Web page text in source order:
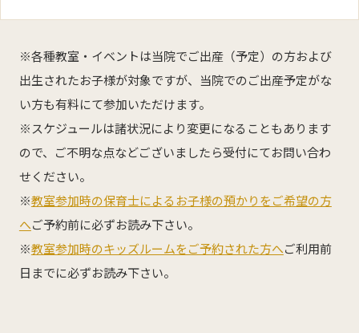
※各種教室・イベントは当院でご出産（予定）の方および
出生されたお子様が対象ですが、当院でのご出産予定がな
い方も有料にて参加いただけます。
※スケジュールは諸状況により変更になることもあります
ので、ご不明な点などございましたら受付にてお問い合わ
せください。
※教室参加時の保育士によるお子様の預かりをご希望の方
へご予約前に必ずお読み下さい。
※教室参加時のキッズルームをご予約された方へご利用前
日までに必ずお読み下さい。